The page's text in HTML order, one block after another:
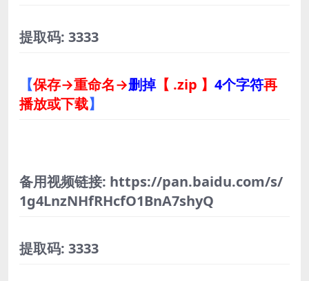
提取码: 3333
【保存→重命名→删掉【 .zip 】 4个字符再
播放或下载】
备用视频链接: https://pan.baidu.com/s/
1g4LnzNHfRHcfO1BnA7shyQ
提取码: 3333